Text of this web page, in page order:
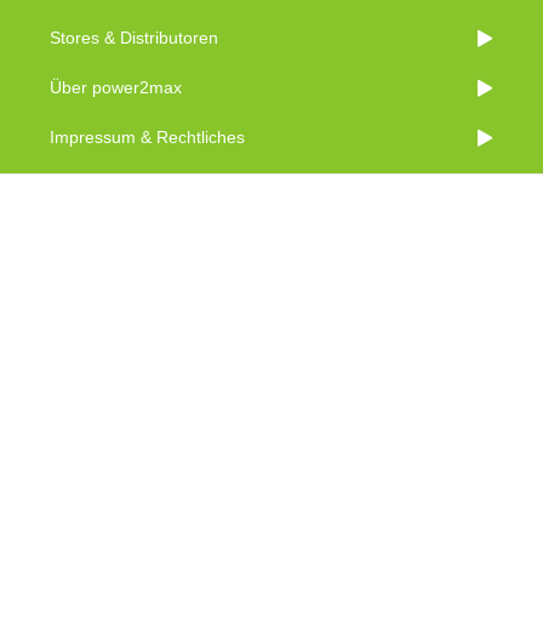
Stores & Distributoren
Über power2max
Impressum & Rechtliches